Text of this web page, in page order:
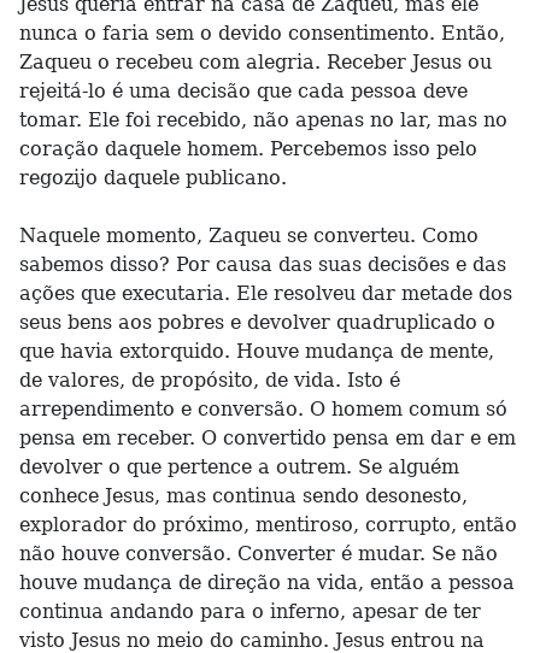
nunca o faria sem o devido consentimento. Então,
Zaqueu o recebeu com alegria. Receber Jesus ou
rejeitá-lo é uma decisão que cada pessoa deve
tomar. Ele foi recebido, não apenas no lar, mas no
coração daquele homem. Percebemos isso pelo
regozijo daquele publicano.
Naquele momento, Zaqueu se converteu. Como
sabemos disso? Por causa das suas decisões e das
ações que executaria. Ele resolveu dar metade dos
seus bens aos pobres e devolver quadruplicado o
que havia extorquido. Houve mudança de mente,
de valores, de propósito, de vida. Isto é
arrependimento e conversão. O homem comum só
pensa em receber. O convertido pensa em dar e em
devolver o que pertence a outrem. Se alguém
conhece Jesus, mas continua sendo desonesto,
explorador do próximo, mentiroso, corrupto, então
não houve conversão. Converter é mudar. Se não
houve mudança de direção na vida, então a pessoa
continua andando para o inferno, apesar de ter
visto Jesus no meio do caminho. Jesus entrou na